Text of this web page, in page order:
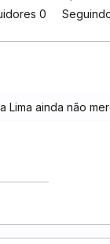
0
Lima ainda não